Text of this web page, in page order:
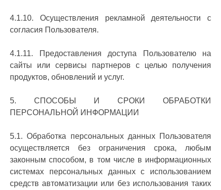
4.1.10. Осуществления рекламной деятельности с
согласия Пользователя.
4.1.11. Предоставления доступа Пользователю на
сайты или сервисы партнеров с целью получения
продуктов, обновлений и услуг.
5. СПОСОБЫ И СРОКИ ОБРАБОТКИ
ПЕРСОНАЛЬНОЙ ИНФОРМАЦИИ
5.1. Обработка персональных данных Пользователя
осуществляется без ограничения срока, любым
законным способом, в том числе в информационных
системах персональных данных с использованием
средств автоматизации или без использования таких